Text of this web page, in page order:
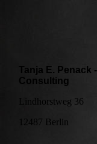
Tanja E. Penack
Consulting
Lindhorstweg 36
12487 Berlin